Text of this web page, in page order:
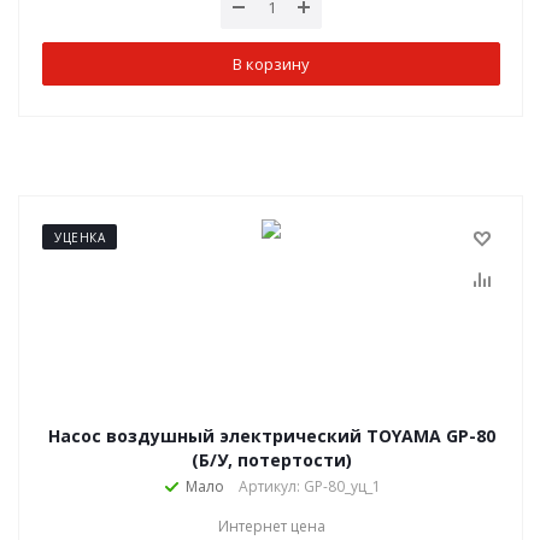
В корзину
УЦЕНКА
Насос воздушный электрический TOYAMA GP-80
(Б/У, потертости)
Мало
Артикул: GP-80_уц_1
Интернет цена